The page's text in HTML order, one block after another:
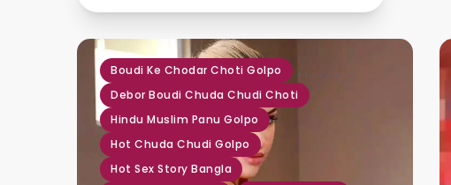
Boudi Ke Chodar Choti Golpo ,
Debor Boudi Chuda Chudi Choti
,
Hindu Muslim Panu Golpo
,
Hot Chuda Chudi Golpo
,
Hot Sex Story Bangla
, ,